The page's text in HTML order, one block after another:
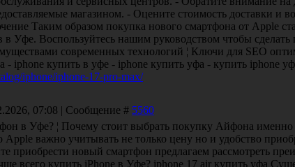
магазином. - Оцените стоимость доставки и
Таким образом покупка нового смартфона от Apple
в Уфе. Воспользуйтесь нашим руководством чтобы
современных технологий ¦ Ключи для SEO
- iphone купить в уфе - iphone купить уфа - купить iphone
iphone/iphone-17-pro-max/
07:08 | Сообщение # 5560
в Уфе? ¦ Почему стоит выбрать покупку Айфона именно
Apple важно учитывать не только цену но и удобство
приобрести новый смартфон предлагаем рассмотреть
всего купить iPhone в Уфе? iphone 17 air купить уфа